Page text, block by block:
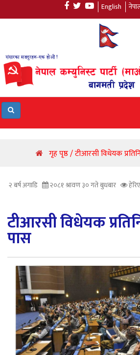
English
गृह पृष्ठ / टीआरसी विधेयक
२ बर्ष अगाडि २०८१ श्रावण ३० गते बुधबार
टीआरसी विधेयक
पास